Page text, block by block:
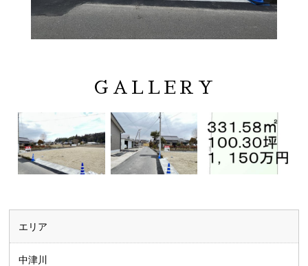
GALLERY
エリア
中津川